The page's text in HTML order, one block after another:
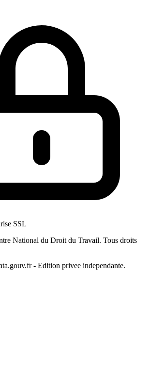
SSL
National du Droit du Travail. Tous droits
- Edition privee independante.